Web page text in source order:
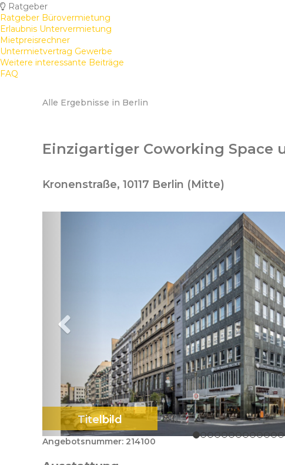
Ratgeber
Ratgeber Bürovermietung
Erlaubnis Untervermietung
Mietpreisrechner
Untermietvertrag Gewerbe
Weitere interessante Beiträge
FAQ
Alle Ergebnisse in Berlin
Einzigartiger Coworking Space
Kronenstraße, 10117 Berlin (Mitte)
Titelbild
Angebotsnummer: 214100